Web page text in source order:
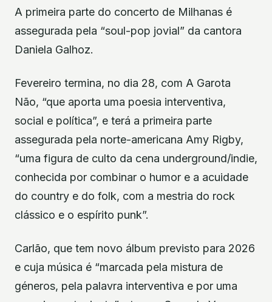
A primeira parte do concerto de Milhanas é
assegurada pela “soul-pop jovial” da cantora
Daniela Galhoz.
Fevereiro termina, no dia 28, com A Garota
Não, “que aporta uma poesia interventiva,
social e política”, e terá a primeira parte
assegurada pela norte-americana Amy Rigby,
“uma figura de culto da cena underground/indie,
conhecida por combinar o humor e a acuidade
do country e do folk, com a mestria do rock
clássico e o espírito punk”.
Carlão, que tem novo álbum previsto para 2026
e cuja música é “marcada pela mistura de
géneros, pela palavra interventiva e por uma